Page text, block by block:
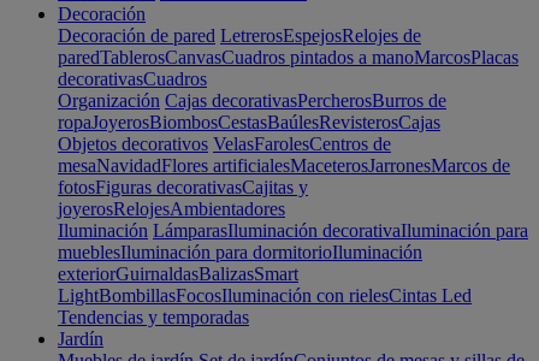
Decoración
Decoración de pared LetrerosEspejosRelojes de
paredTablerosCanvasCuadros pintados a manoMarcosPlacas
decorativasCuadros
Organización Cajas decorativasPercherosBurros de
ropaJoyerosBiombosCestasBaúlesRevisterosCajas
Objetos decorativos VelasFarolesCentros de
mesaNavidadFlores artificialesMaceterosJarronesMarcos de
fotosFiguras decorativasCajitas y
joyerosRelojesAmbientadores
Iluminación LámparasIluminación decorativaIluminación para
mueblesIluminación para dormitorioIluminación
exteriorGuirnaldasBalizasSmart
LightBombillasFocosIluminación con rielesCintas Led
Tendencias y temporadas
Jardín